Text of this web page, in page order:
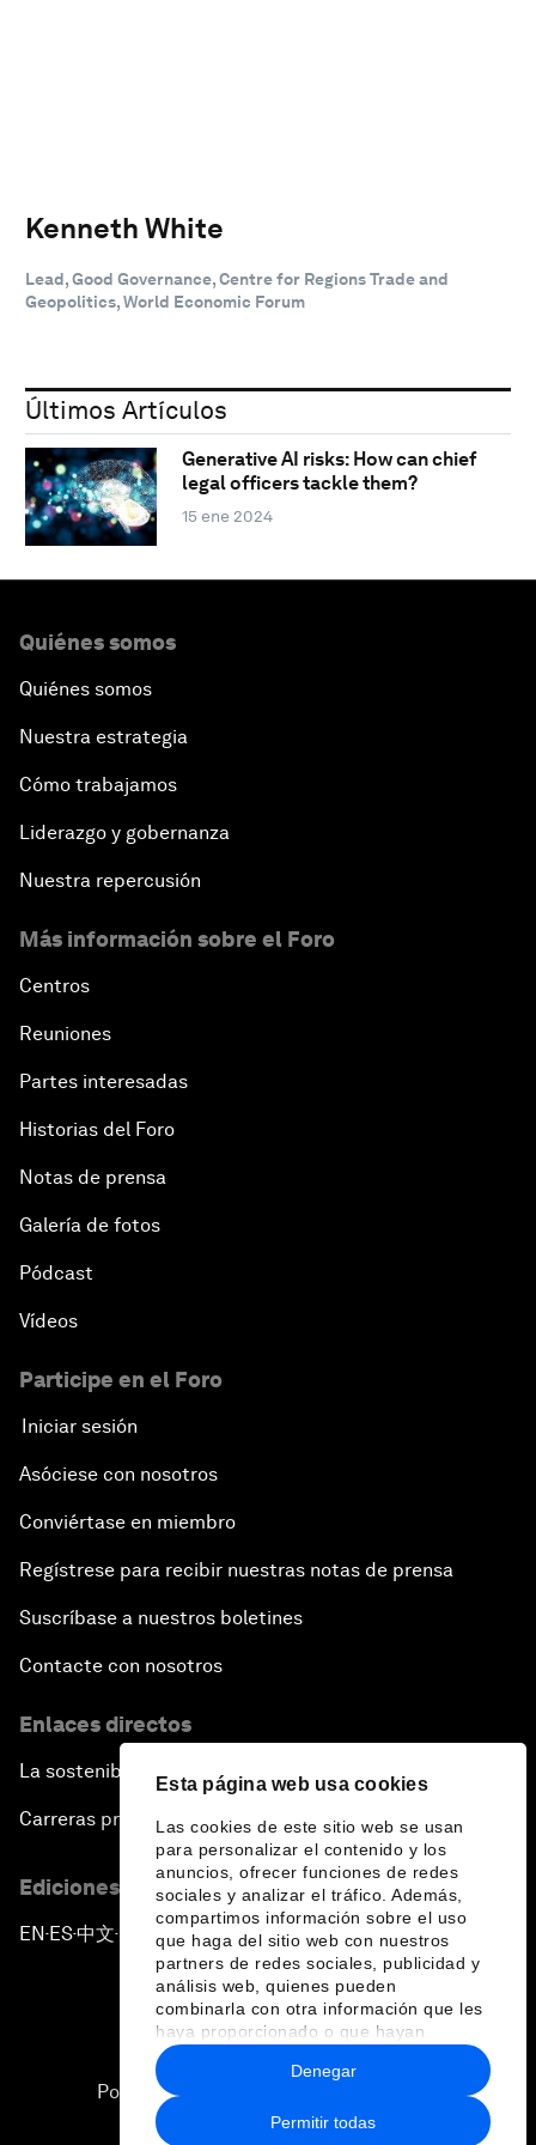
Esta página web usa cookies
Las cookies de este sitio web se usan
para personalizar el contenido y los
anuncios, ofrecer funciones de redes
sociales y analizar el tráfico. Además,
compartimos información sobre el uso
que haga del sitio web con nuestros
partners de redes sociales, publicidad y
análisis web, quienes pueden
combinarla con otra información que les
haya proporcionado o que hayan
recopilado a partir del uso que haya
hecho de sus servicios.
Permitir todas
Denegar
Kenneth White
Lead, Good Governance, Centre for Regions Trade and
Geopolitics, World Economic Forum
Últimos Artículos
Generative AI risks: How can chief
legal officers tackle them?
15 ene 2024
Quiénes somos
Quiénes somos
Nuestra estrategia
Cómo trabajamos
Liderazgo y gobernanza
Nuestra repercusión
Más información sobre el Foro
Centros
Reuniones
Partes interesadas
Historias del Foro
Notas de prensa
Galería de fotos
Pódcast
Vídeos
Participe en el Foro
Iniciar sesión
Asóciese con nosotros
Conviértase en miembro
Regístrese para recibir nuestras notas de prensa
Suscríbase a nuestros boletines
Contacte con nosotros
Enlaces directos
La sostenibilidad en el Foro
Carreras profesionales
Ediciones en otros idiomas
EN ▪ES▪中文▪ 日本語
Política de privacidad y normas de uso
Sitemap